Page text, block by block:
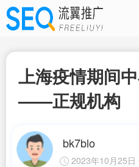
上海疫情期间
——正规机构
bk7blo
2023年10月25日